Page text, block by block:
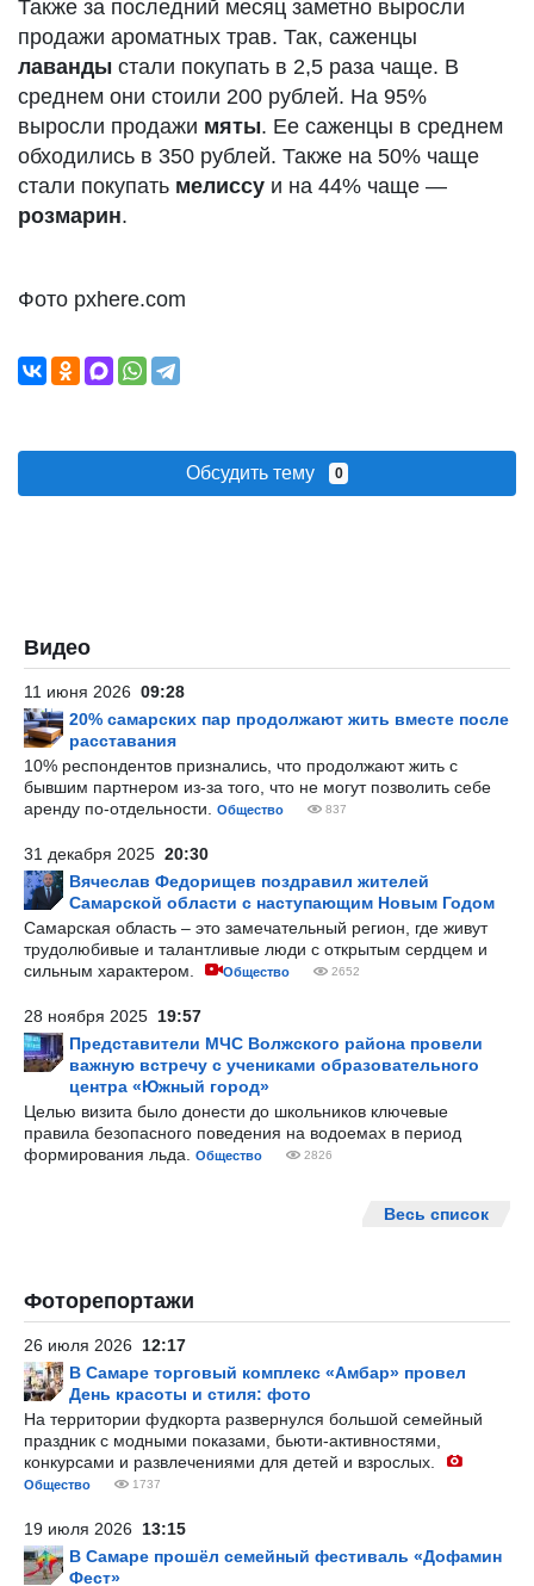
Также за последний месяц заметно выросли
продажи ароматных трав. Так, саженцы
лаванды стали покупать в 2,5 раза чаще. В
среднем они стоили 200 рублей. На 95%
выросли продажи мяты. Ее саженцы в среднем
обходились в 350 рублей. Также на 50% чаще
стали покупать мелиссу и на 44% чаще —
розмарин.
Фото pxhere.com
Обсудить тему 0
Видео
11 июня 2026 09:28
20% самарских пар продолжают жить вместе после
расставания
10% респондентов признались, что продолжают жить с
бывшим партнером из-за того, что не могут позволить себе
аренду по-отдельности.
Общество 837
31 декабря 2025 20:30
Вячеслав Федорищев поздравил жителей
Самарской области с наступающим Новым Годом
Самарская область – это замечательный регион, где живут
трудолюбивые и талантливые люди с открытым сердцем и
сильным характером.
Общество 2652
28 ноября 2025 19:57
Представители МЧС Волжского района провели
важную встречу с учениками образовательного
центра «Южный город»
Целью визита было донести до школьников ключевые
правила безопасного поведения на водоемах в период
формирования льда.
Общество 2826
Весь список
Фоторепортажи
26 июля 2026 12:17
В Самаре торговый комплекс «Амбар» провел
День красоты и стиля: фото
На территории фудкорта развернулся большой семейный
праздник с модными показами, бьюти-активностями,
конкурсами и развлечениями для детей и взрослых.
Общество 1737
19 июля 2026 13:15
В Самаре прошёл семейный фестиваль «Дофамин
Фест»